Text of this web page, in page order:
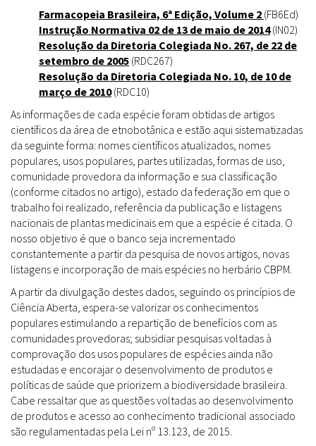
Farmacopeia Brasileira, 6ª Edição, Volume 2 (FB6Ed)
Instrução Normativa 02 de 13 de maio de 2014(IN02)
Resolução da Diretoria Colegiada No. 267, de 22 de
setembro de 2005 (RDC267)
Resolução da Diretoria Colegiada No. 10, de 10 de
março de 2010(RDC10)
As informações de cada espécie foram obtidas de artigos
científicos da área de etnobotânica e estão aqui sistematizadas
da seguinte forma: nomes científicos atualizados, nomes
populares, usos populares, partes utilizadas, formas de uso,
comunidade provedora da informação e sua classificação
(conforme citados no artigo), estado da federação em que o
trabalho foi realizado, referência da publicação e listagens
nacionais de plantas medicinais em que a espécie é citada. O
nosso objetivo é que o banco seja incrementado
constantemente a partir da pesquisa de novos artigos, novas
listagens e incorporação de mais espécies no herbário CBPM.
A partir da divulgação destes dados, seguindo os princípios de
Ciência Aberta, espera-se valorizar os conhecimentos
populares estimulando a repartição de benefícios com as
comunidades provedoras; subsidiar pesquisas voltadas à
comprovação dos usos populares de espécies ainda não
estudadas e encorajar o desenvolvimento de produtos e
políticas de saúde que priorizem a biodiversidade brasileira.
Cabe ressaltar que as questões voltadas ao desenvolvimento
de produtos e acesso ao conhecimento tradicional associado
são regulamentadas pela Lei nº 13.123, de 2015.